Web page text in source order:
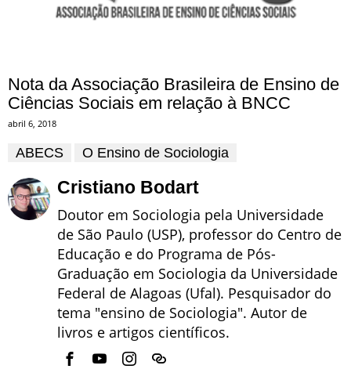
Nota da Associação Brasileira de Ensino de
Ciências Sociais em relação à BNCC
abril 6, 2018
ABECS O Ensino de Sociologia
Cristiano Bodart
Doutor em Sociologia pela Universidade
de São Paulo (USP), professor do Centro de
Educação e do Programa de Pós-
Graduação em Sociologia da Universidade
Federal de Alagoas (Ufal). Pesquisador do
tema "ensino de Sociologia". Autor de
livros e artigos científicos.